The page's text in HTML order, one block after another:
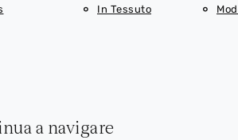
In Tessuto
a navigare